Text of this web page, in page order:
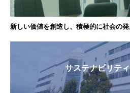
新しい価値を創造し、 積極的に社会の
サステナビリテ